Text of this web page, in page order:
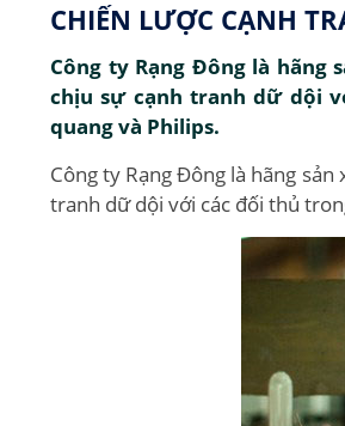
CHIẾN LƯỢC CẠNH
Công ty Rạng Đông là
chịu sự cạnh tranh dữ dội
quang và Philips.
Công ty Rạng Đông là hãng
tranh dữ dội với các đối thủ